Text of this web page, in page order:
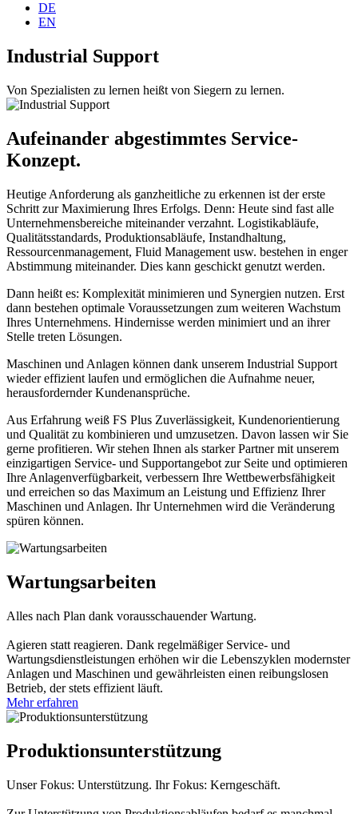
DE
EN
Industrial Support
Von Spezialisten zu lernen heißt von Siegern zu lernen.
Aufeinander abgestimmtes Service-
Konzept.
Heutige Anforderung als ganzheitliche zu erkennen ist der erste
Schritt zur Maximierung Ihres Erfolgs. Denn: Heute sind fast alle
Unternehmensbereiche miteinander verzahnt. Logistikabläufe,
Qualitätsstandards, Produktionsabläufe, Instandhaltung,
Ressourcenmanagement, Fluid Management usw. bestehen in enger
Abstimmung miteinander. Dies kann geschickt genutzt werden.
Dann heißt es: Komplexität minimieren und Synergien nutzen. Erst
dann bestehen optimale Voraussetzungen zum weiteren Wachstum
Ihres Unternehmens. Hindernisse werden minimiert und an ihrer
Stelle treten Lösungen.
Maschinen und Anlagen können dank unserem Industrial Support
wieder effizient laufen und ermöglichen die Aufnahme neuer,
herausfordernder Kundenansprüche.
Aus Erfahrung weiß FS Plus Zuverlässigkeit, Kundenorientierung
und Qualität zu kombinieren und umzusetzen. Davon lassen wir Sie
gerne profitieren. Wir stehen Ihnen als starker Partner mit unserem
einzigartigen Service- und Supportangebot zur Seite und optimieren
Ihre Anlagenverfügbarkeit, verbessern Ihre Wettbewerbsfähigkeit
und erreichen so das Maximum an Leistung und Effizienz Ihrer
Maschinen und Anlagen. Ihr Unternehmen wird die Veränderung
spüren können.
Wartungsarbeiten
Alles nach Plan dank vorausschauender Wartung.
Agieren statt reagieren. Dank regelmäßiger Service- und
Wartungsdienstleistungen erhöhen wir die Lebenszyklen modernster
Anlagen und Maschinen und gewährleisten einen reibungslosen
Betrieb, der stets effizient läuft.
Mehr erfahren
Produktions­unterstützung
Unser Fokus: Unterstützung. Ihr Fokus: Kerngeschäft.